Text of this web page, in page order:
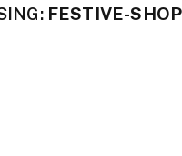
FESTIVE-